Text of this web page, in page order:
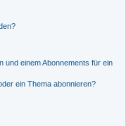
und einem Abonnements für ein
ein Thema abonnieren?